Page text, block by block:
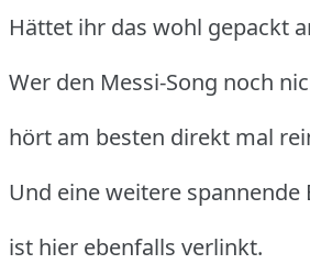
Hättet ihr das wohl gepackt
Wer den Messi-Song noch
hört am besten direkt mal
Und eine weitere spannende
ist hier ebenfalls verlinkt.